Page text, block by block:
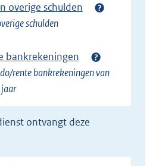
overige schulden
schulden
bankrekeningen
rente bankrekeningen van